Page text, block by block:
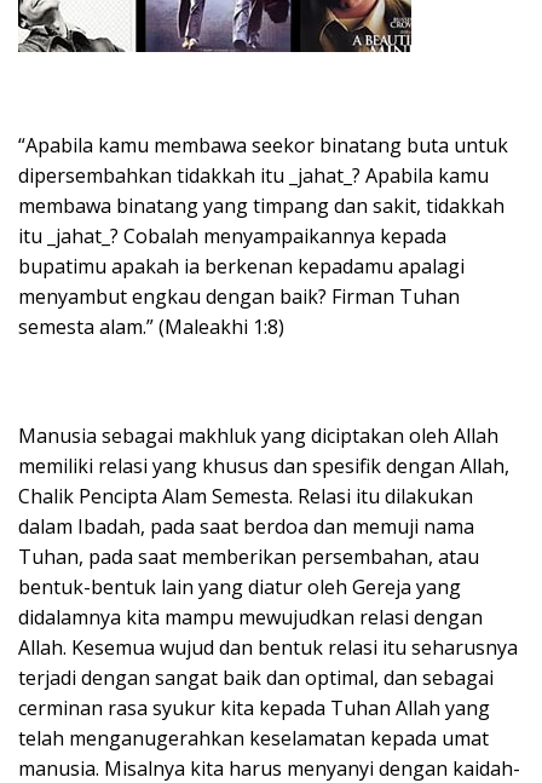
“Apabila kamu membawa seekor binatang buta untuk
dipersembahkan tidakkah itu _jahat_? Apabila kamu
membawa binatang yang timpang dan sakit, tidakkah
itu _jahat_? Cobalah menyampaikannya kepada
bupatimu apakah ia berkenan kepadamu apalagi
menyambut engkau dengan baik? Firman Tuhan
semesta alam.” (Maleakhi 1:8)
Manusia sebagai makhluk yang diciptakan oleh Allah
memiliki relasi yang khusus dan spesifik dengan Allah,
Chalik Pencipta Alam Semesta. Relasi itu dilakukan
dalam Ibadah, pada saat berdoa dan memuji nama
Tuhan, pada saat memberikan persembahan, atau
bentuk-bentuk lain yang diatur oleh Gereja yang
didalamnya kita mampu mewujudkan relasi dengan
Allah. Kesemua wujud dan bentuk relasi itu seharusnya
terjadi dengan sangat baik dan optimal, dan sebagai
cerminan rasa syukur kita kepada Tuhan Allah yang
telah menganugerahkan keselamatan kepada umat
manusia. Misalnya kita harus menyanyi dengan kaidah-